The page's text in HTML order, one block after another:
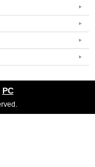
PC